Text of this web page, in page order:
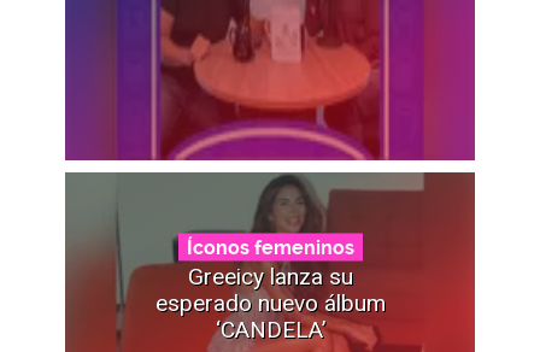
Íconos femeninos
Greeicy lanza su
esperado nuevo álbum
‘CANDELA’